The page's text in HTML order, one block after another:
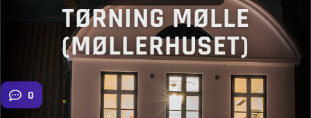
TØRNING MØLLE
(MØLLERHUSET)
0